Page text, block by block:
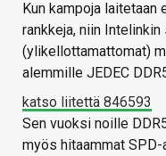
Kun kampoja
rankkeja, niin
(ylikellottamattomat)
alemmille JEDEC
katso liitettä 846593
Sen vuoksi noille
myös hitaammat